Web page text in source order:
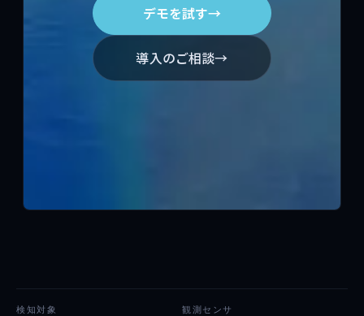
デモを試す
APIを試す ↗
デモを試す→
導入のご相談→
検知対象 観測センサ